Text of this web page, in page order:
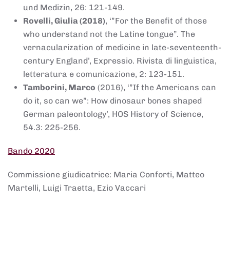
und Medizin, 26: 121-149.
Rovelli, Giulia (2018), ‘”For the Benefit of those
who understand not the Latine tongue”. The
vernacularization of medicine in late-seventeenth-
century England’, Expressio. Rivista di linguistica,
letteratura e comunicazione, 2: 123-151.
Tamborini, Marco (2016), ‘”If the Americans can
do it, so can we”: How dinosaur bones shaped
German paleontology’, HOS History of Science,
54.3: 225-256.
Bando 2020
Commissione giudicatrice: Maria Conforti, Matteo
Martelli, Luigi Traetta, Ezio Vaccari